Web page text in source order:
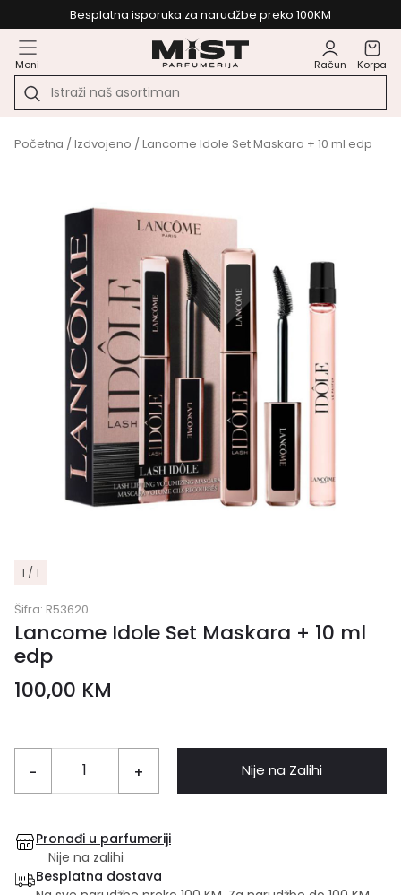
Besplatna isporuka za narudžbe preko 100KM
Meni Račun Korpa
Početna /Izdvojeno / Lancome Idole Set Maskara + 10 ml edp
1 / 1
Šifra: R53620
Lancome Idole Set Maskara + 10 ml
edp
100,00 KM
- + Nije na Zalihi
Pronađi u parfumeriji
Nije na zalihi
Besplatna dostava